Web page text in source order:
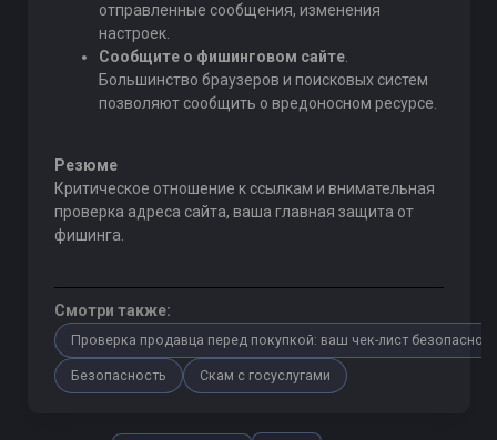
отправленные сообщения, изменения
настроек.
Сообщите о фишинговом сайте.
Большинство браузеров и поисковых систем
позволяют сообщить о вредоносном ресурсе.
Резюме
Критическое отношение к ссылкам и внимательная
проверка адреса сайта, ваша главная защита от
фишинга.
Смотри также:
Проверка продавца перед покупкой: ваш чек-лист
Безопасность Скам с госуслугами